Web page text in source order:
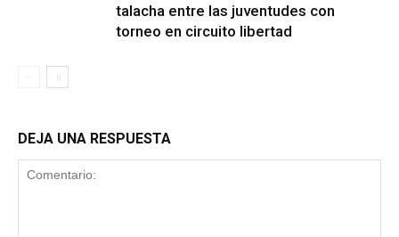
talacha entre las juventudes con
torneo en circuito libertad
DEJA UNA RESPUESTA